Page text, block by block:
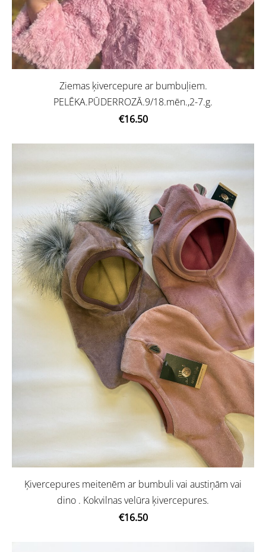
Ziemas ķivercepure ar bumbuļiem.
PELĒKA.PŪDERROZĀ.9/18.mēn.,2-7.g.
€16.50
Ķivercepures meitenēm ar bumbuli vai austiņām vai
dino . Kokvilnas velūra ķivercepures.
€16.50